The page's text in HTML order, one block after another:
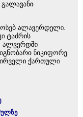
გალავანი
ალავერდელი.
ტაძრის
ალვერდში
ნიკიფორე
ქართული